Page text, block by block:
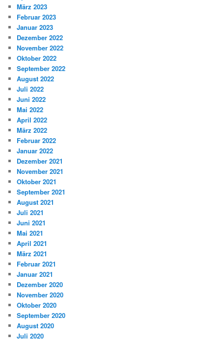
März 2023
Februar 2023
Januar 2023
Dezember 2022
November 2022
Oktober 2022
September 2022
August 2022
Juli 2022
Juni 2022
Mai 2022
April 2022
März 2022
Februar 2022
Januar 2022
Dezember 2021
November 2021
Oktober 2021
September 2021
August 2021
Juli 2021
Juni 2021
Mai 2021
April 2021
März 2021
Februar 2021
Januar 2021
Dezember 2020
November 2020
Oktober 2020
September 2020
August 2020
Juli 2020